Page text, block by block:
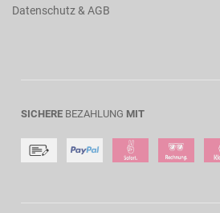
Datenschutz & AGB
SICHERE BEZAHLUNG MIT